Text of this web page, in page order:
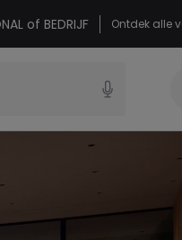
of BEDRIJF Ontdek alle